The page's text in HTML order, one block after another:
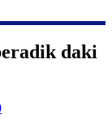
daki